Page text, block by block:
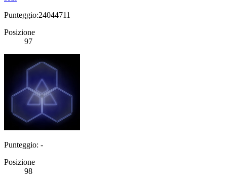
Punteggio:24044711
Posizione
97
Punteggio: -
Posizione
98